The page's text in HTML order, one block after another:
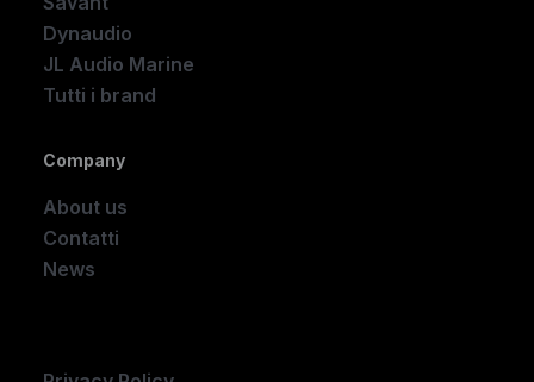
Dynaudio
JL Audio Marine
Tutti i brand
Company
About us
Contatti
News